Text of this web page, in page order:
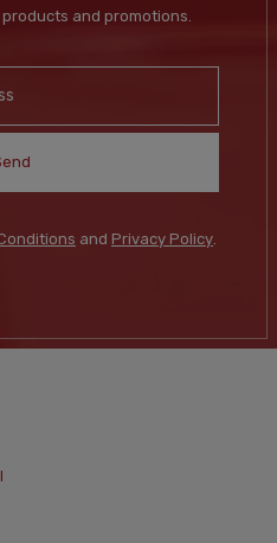
and promotions.
and Privacy Policy